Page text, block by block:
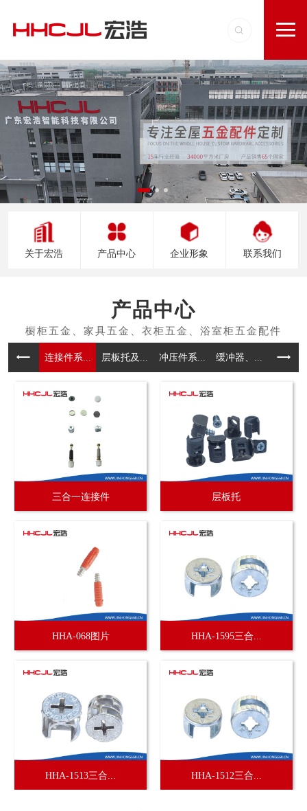
关于宏浩 产品中心 企业形象 联系我们
产品中心
连接件系... 层板托及... 冲压件系... 缓冲器、... 拉手
三合一连接件 层板托
HHA-068图片 HHA-1595三合...
HHA-1513三合... HHA-1512三合...